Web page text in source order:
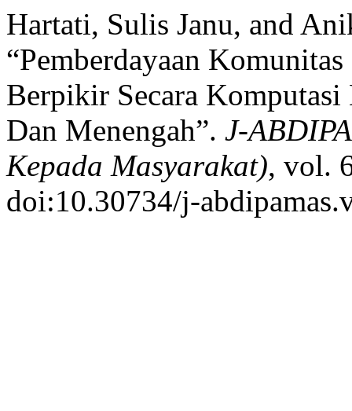
Hartati, Sulis Janu, and
“Pemberdayaan
Berpikir Secara Komputasi
Dan Menengah”. J-
Kepada Masyarakat), vol.
doi:10.30734/j-